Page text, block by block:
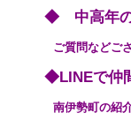
◆ 中高
ご質問などご
◆LINEで
南伊勢町